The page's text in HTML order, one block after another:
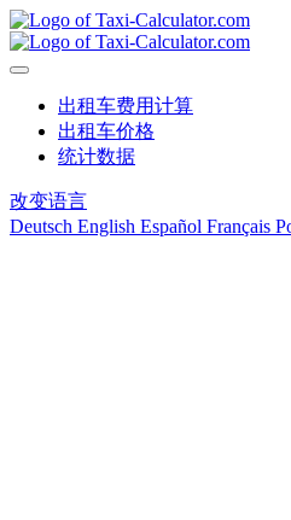
出租车费用计算
出租车价格
统计数据
改变语言
Deutsch English Español Français